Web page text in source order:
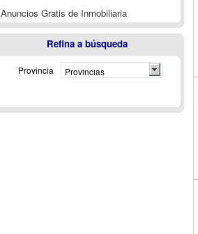
Anuncios Gratis de Inmobiliaria
Refina a búsqueda
Provincia Provincias